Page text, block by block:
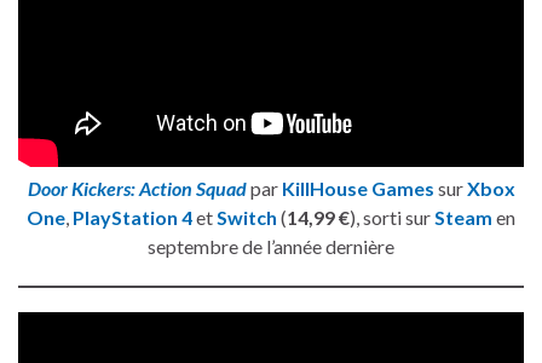
Door Kickers: Action Squadpar KillHouse Games surXbox
One, PlayStation 4etSwitch (14,99 €), sorti surSteam en
septembre de l’année dernière